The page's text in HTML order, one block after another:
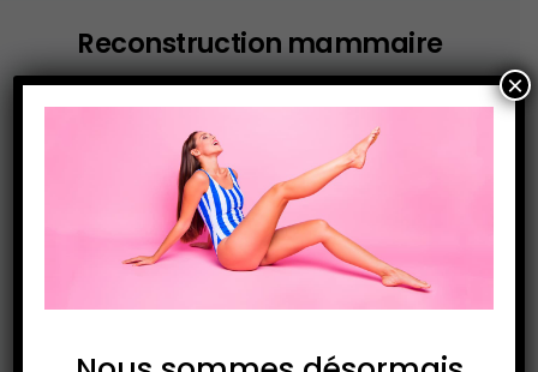
Reconstruction mammaire
Le cancer du sein est le cancer le plus fréquent chez
la femme. La reconstruction mammaire fait appel à
des techniques utilisant des implants mammaires,
des transferts de graisse, ou encore des lambeaux.
En savoir plus >
×